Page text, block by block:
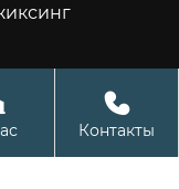

Контакты